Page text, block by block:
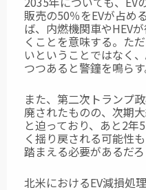
販売の50％をEVが占め
ば、内燃機関車やHEV
くことを意味する。た
いということではなく
つつあると警鐘を鳴らす
また、第二次トランプ
廃されたものの、次期
と迫っており、あと2年
く揺り戻される可能性
踏まえる必要があるだろ
北米におけるEV減損処